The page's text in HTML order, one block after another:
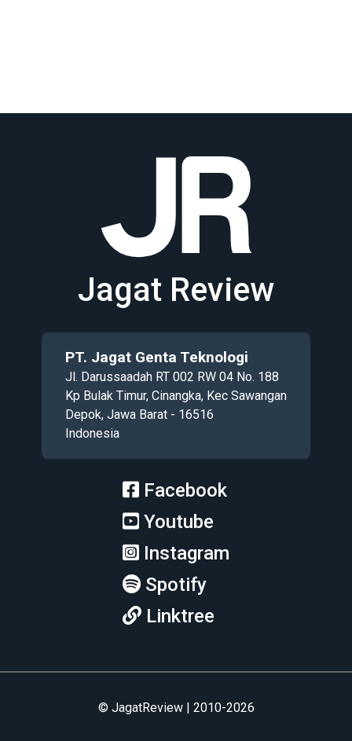
Jagat Review
PT. Jagat Genta Teknologi
Jl. Darussaadah RT 002 RW 04 No. 188
Kp Bulak Timur, Cinangka, Kec Sawangan
Depok, Jawa Barat - 16516
Indonesia
Facebook
Youtube
Instagram
Spotify
Linktree
© JagatReview | 2010-2026